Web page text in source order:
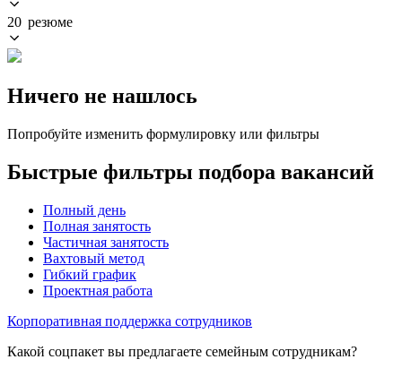
20 резюме
Ничего не нашлось
Попробуйте изменить формулировку или фильтры
Быстрые фильтры подбора вакансий
Полный день
Полная занятость
Частичная занятость
Вахтовый метод
Гибкий график
Проектная работа
Корпоративная поддержка сотрудников
Какой соцпакет вы предлагаете семейным сотрудникам?